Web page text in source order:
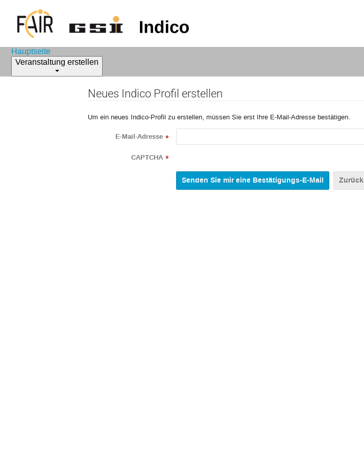
Hauptseite
Veranstaltung erstellen
Neues Indico Profil erstellen
Um ein neues Indico-Profil zu erstellen, müssen Sie erst Ihre E-Mail-Adresse bestätigen.
E-Mail-Adresse *
CAPTCHA *
Zurück